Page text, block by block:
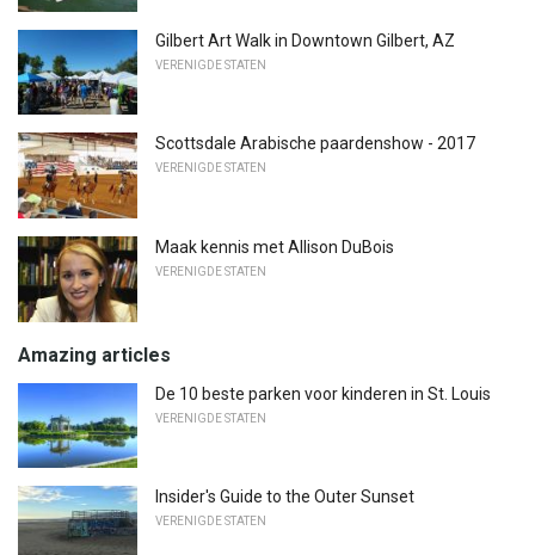
Gilbert Art Walk in Downtown Gilbert, AZ
VERENIGDE STATEN
Scottsdale Arabische paardenshow - 2017
VERENIGDE STATEN
Maak kennis met Allison DuBois
VERENIGDE STATEN
Amazing articles
De 10 beste parken voor kinderen in St. Louis
VERENIGDE STATEN
Insider's Guide to the Outer Sunset
VERENIGDE STATEN